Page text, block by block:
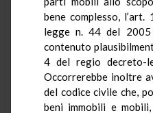
bene complesso, l’art.
legge n. 44 del 2005
contenuto
4 del regio decreto-
Occorrerebbe inoltre
del codice civile che,
beni immobili e